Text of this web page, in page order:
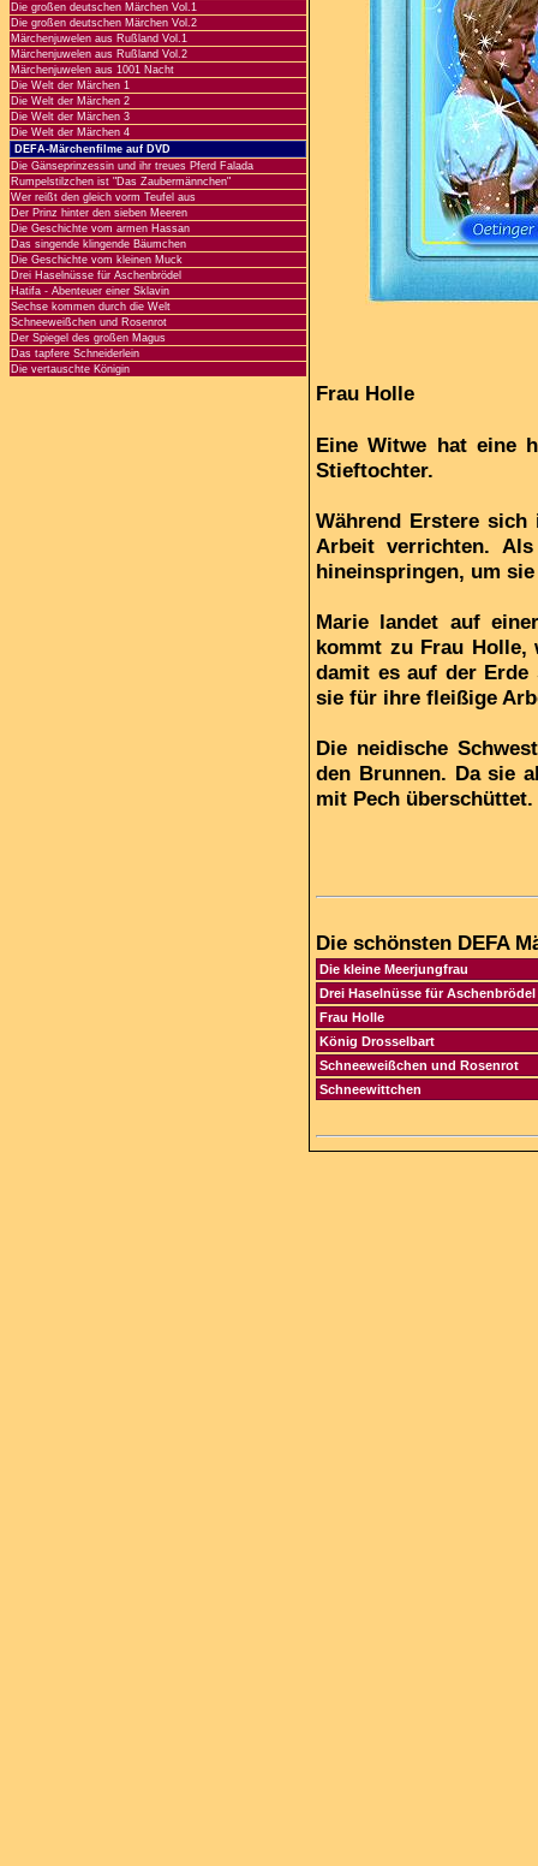
Die großen deutschen Märchen Vol.1
Die großen deutschen Märchen Vol.2
Märchenjuwelen aus Rußland Vol.1
Märchenjuwelen aus Rußland Vol.2
Märchenjuwelen aus 1001 Nacht
Die Welt der Märchen 1
Die Welt der Märchen 2
Die Welt der Märchen 3
Die Welt der Märchen 4
DEFA-Märchenfilme auf DVD
Die Gänseprinzessin und ihr treues Pferd Falada
Rumpelstilzchen ist "Das Zaubermännchen"
Wer reißt den gleich vorm Teufel aus
Der Prinz hinter den sieben Meeren
Die Geschichte vom armen Hassan
Das singende klingende Bäumchen
Die Geschichte vom kleinen Muck
Drei Haselnüsse für Aschenbrödel
Hatifa - Abenteuer einer Sklavin
Sechse kommen durch die Welt
Schneeweißchen und Rosenrot
Der Spiegel des großen Magus
Das tapfere Schneiderlein
Die vertauschte Königin
Frau Holle
Eine Witwe hat eine
Stieftochter.
Während Erstere
Arbeit verrichten.
hineinspringen, um
Marie landet auf
kommt zu Frau
damit es auf der Erde
sie für ihre fleißige
Die neidische
den Brunnen. Da sie
mit Pech überschüttet.
Die schönsten DEFA
Die kleine Meerjungfrau
Drei Haselnüsse für Aschenbrödel
Frau Holle
König Drosselbart
Schneeweißchen und Rosenrot
Schneewittchen